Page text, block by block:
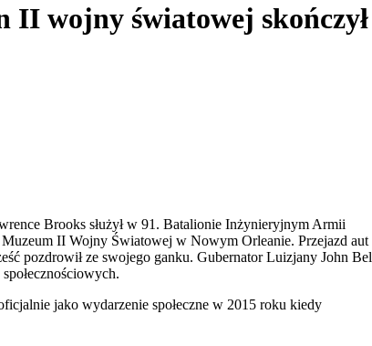
II wojny światowej skończył
Brooks służył w 91. Batalionie Inżynieryjnym Armii
II Wojny Światowej w Nowym Orleanie. Przejazd aut
pozdrowił ze swojego ganku. Gubernator Luizjany John Bel
jako wydarzenie społeczne w 2015 roku kiedy